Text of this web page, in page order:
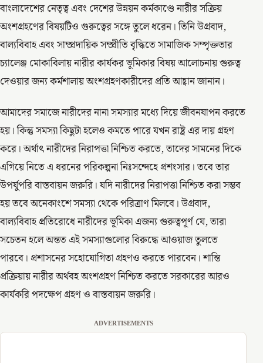
বাংলাদেশের নেতৃত্ব এবং দেশের উন্নয়ন কর্মকাণ্ডে নারীর সক্রিয়
অংশগ্রহণের বিষয়টিও গুরুত্বের সঙ্গে তুলে ধরেন। তিনি উগ্রবাদ,
বাল্যবিবাহ এবং সাম্প্রদায়িক সম্প্রীতি বৃদ্ধিতে সামাজিক সম্পৃক্ততার
চ্যালেঞ্জ মোকাবিলায় নারীর কার্যকর ভূমিকার বিষয় আলোচনায় গুরুত্ব
দেওয়ার জন্য কর্মশালায় অংশগ্রহণকারীদের প্রতি আহ্বান জানান।
আমাদের সমাজে নারীদের নানা সমস্যার মধ্যে দিয়ে জীবনযাপন করতে
হয়। কিন্তু সমস্যা কিছুটা হলেও কমতে পারে যখন রাষ্ট্র এর দায় গ্রহণ
করে। অর্থাৎ নারীদের নিরাপত্তা নিশ্চিত করতে, তাদের সামনের দিকে
এগিয়ে নিতে এ ধরনের পরিকল্পনা নিঃসন্দেহে প্রশংসার। তবে তার
উপর্যুপরি বাস্তবায়ন জরুরি। যদি নারীদের নিরাপত্তা নিশ্চিত করা সম্ভব
হয় তবে অনেকাংশে সমস্যা থেকে পরিত্রাণ মিলবে। উগ্রবাদ,
বাল্যবিবাহ প্রতিরোধে নারীদের ভূমিকা এজন্য গুরুত্বপূর্ণ যে, তারা
সচেতন হলে অন্তত এই সমস্যাগুলোর বিরুদ্ধে আওয়াজ তুলতে
পারবে। প্রশাসনের সহোযোগিতা গ্রহণও করতে পারবেন। শান্তি
প্রক্রিয়ায় নারীর অর্থবহ অংশগ্রহণ নিশ্চিত করতে সরকারের আরও
কার্যকরি পদক্ষেপ গ্রহণ ও বাস্তবায়ন জরুরি।
ADVERTISEMENTS